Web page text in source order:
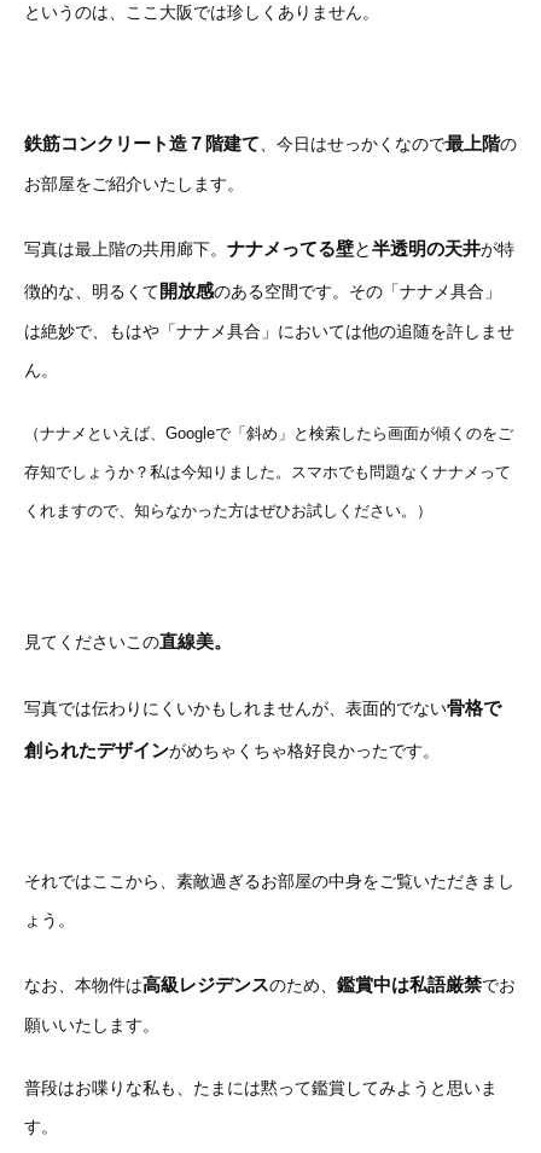
というのは、ここ大阪では珍しくありません。
鉄筋コンクリート造７階建て、今日はせっかくなので最上階の
お部屋をご紹介いたします。
写真は最上階の共用廊下。 ナナメってる壁と半透明の天井が特
徴的な、明るくて開放感のある空間です。その「ナナメ具合」
は絶妙で、もはや「ナナメ具合」においては他の追随を許しませ
ん。
（ナナメといえば、Googleで「斜め」と検索したら画面が傾くのをご
存知でしょうか？私は今知りました。スマホでも問題なくナナメって
くれますので、知らなかった方はぜひお試しください。）
見てくださいこの直線美。
写真では伝わりにくいかもしれませんが、表面的でない骨格で
創られたデザインがめちゃくちゃ格好良かったです。
それではここから、素敵過ぎるお部屋の中身をご覧いただきまし
ょう。
なお、本物件は高級レジデンスのため、 鑑賞中は私語厳禁でお
願いいたします。
普段はお喋りな私も、たまには黙って鑑賞してみようと思いま
す。